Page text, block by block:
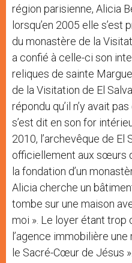
région parisienne, Alicia
lorsqu’en 2005 elle
du monastère de la
a confié à celle-ci son
reliques de sainte
de la Visitation de El
répondu qu’il n’y avait
s’est dit en son for
2010, l’archevêque de El
officiellement aux sœurs
la fondation d’un
Alicia cherche un
tombe sur une maison
moi ». Le loyer étant trop
l’agence immobilière
le Sacré-Cœur de Jésus